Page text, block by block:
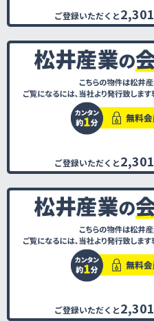
ご登録いただくと2,301
ご登録いただくと2,301
ご登録いただくと2,301